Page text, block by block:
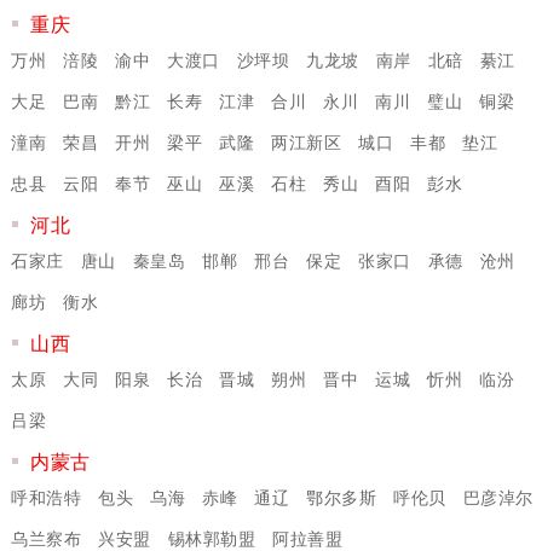
重庆
万州 涪陵 渝中 大渡口 沙坪坝 九龙坡 南岸 北碚
綦江
大足
巴南 黔江 长寿 江津 合川 永川 南川 璧山
铜梁
潼南
荣昌 开州 梁平 武隆 两江新区 城口 丰都
垫江
忠县
云阳 奉节 巫山 巫溪 石柱 秀山 酉阳 彭水
河北
石家庄 唐山 秦皇岛 邯郸 邢台 保定 张家口 承德
沧州
廊坊
衡水
山西
太原 大同 阳泉 长治 晋城 朔州 晋中 运城 忻州
临汾
吕梁
内蒙古
呼和浩特 包头 乌海 赤峰 通辽 鄂尔多斯 呼伦贝
巴彦淖尔
乌兰察布
兴安盟 锡林郭勒盟 阿拉善盟